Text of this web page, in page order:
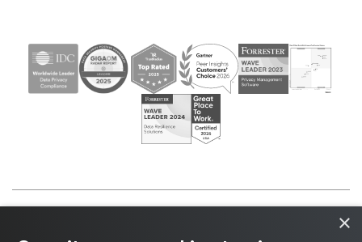
プライバシーに関する通
×